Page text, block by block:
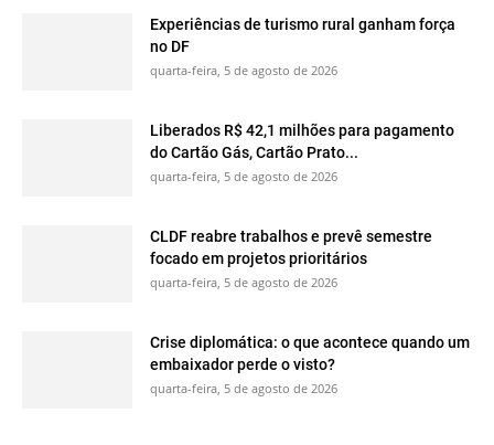
Experiências de turismo rural ganham força
no DF
quarta-feira, 5 de agosto de 2026
Liberados R$ 42,1 milhões para pagamento
do Cartão Gás, Cartão Prato...
quarta-feira, 5 de agosto de 2026
CLDF reabre trabalhos e prevê semestre
focado em projetos prioritários
quarta-feira, 5 de agosto de 2026
Crise diplomática: o que acontece quando um
embaixador perde o visto?
quarta-feira, 5 de agosto de 2026